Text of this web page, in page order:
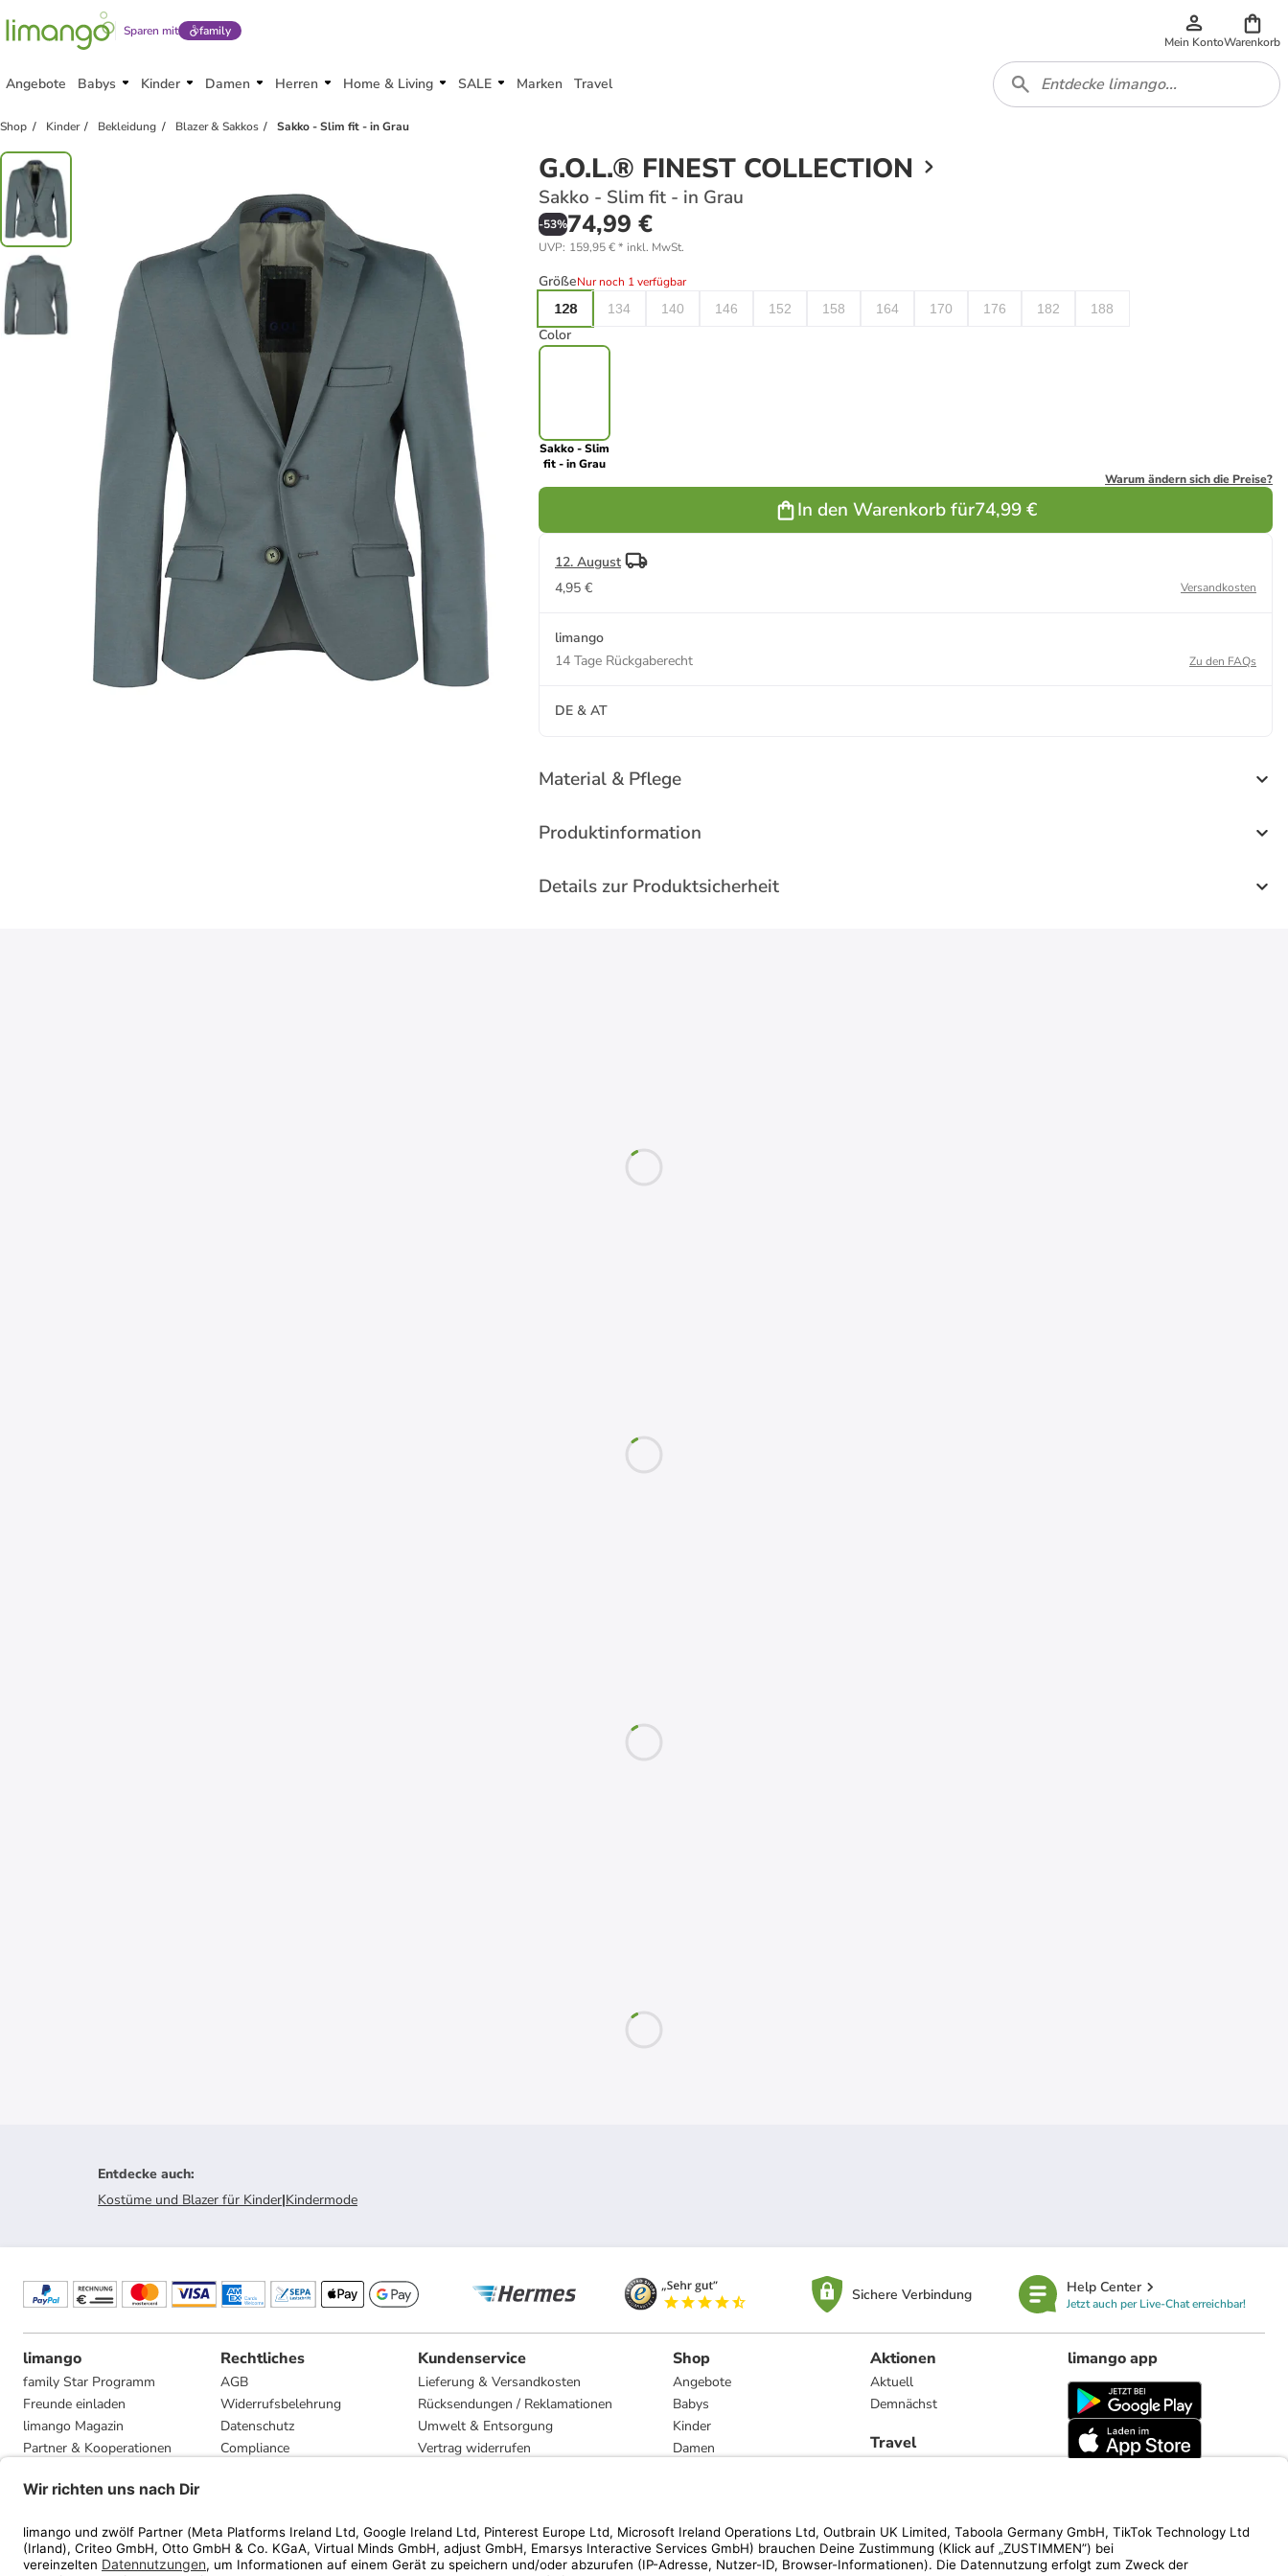
Sparen mit family
Mein KontoWarenkorb
Angebote Babys Kinder Damen Herren Home & Living SALE Marken Travel
Shop Kinder Bekleidung Blazer & Sakkos Sakko - Slim fit - in Grau
G.O.L.® FINEST COLLECTION
Sakko - Slim fit - in Grau
-53%74,99 €
UVP: 159,95 €* inkl. MwSt.
GrößeNur noch 1 verfügbar
128
134 140 146 152 158 164 170 176 182 188
Color
Sakko - Slim
fit - in Grau
Warum ändern sich die Preise?
In den Warenkorb für74,99 €
12. August
4,95 €
Versandkosten
limango
14 Tage Rückgaberecht
Zu den FAQs
DE & AT
Material & Pflege
Produktinformation
Details zur Produktsicherheit
Entdecke auch:
Kostüme und Blazer für Kinder|Kindermode
Sichere Verbindung Help Center
Jetzt auch per Live-Chat erreichbar!
limango
family Star Programm
Freunde einladen
limango Magazin
Partner & Kooperationen
Presse
Rechtliches
AGB
Widerrufsbelehrung
Datenschutz
Compliance
Kundenservice
Lieferung & Versandkosten
Rücksendungen / Reklamationen
Umwelt & Entsorgung
Vertrag widerrufen
Shop
Angebote
Babys
Kinder
Damen
Marken
Aktionen
Aktuell
Demnächst
Travel
limango app